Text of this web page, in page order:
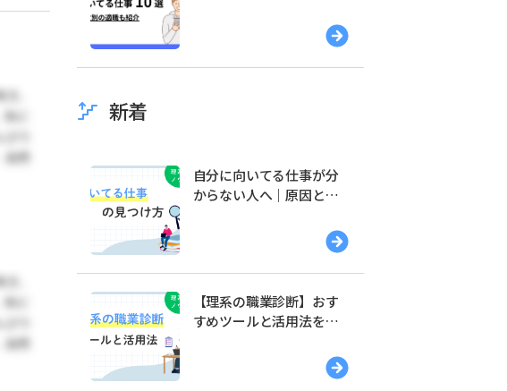
新着
自分に向いてる仕事が分
からない人へ｜原因と見
【理系の職業診断】おす
すめツールと活用法を解